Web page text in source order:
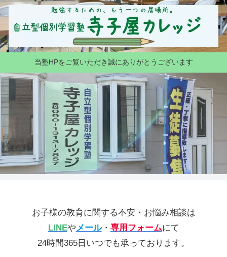
当塾HPをご覧いただき誠にありがとうございます
お子様の教育に関する不安・お悩み相談は
LINEやメール・ 専用フォームにて
24時間365日いつでも承っております。